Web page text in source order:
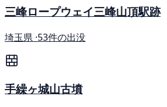
三峰ロープウェイ三峰山頂駅跡
埼玉県 ·53件の出没
手繰ヶ城山古墳